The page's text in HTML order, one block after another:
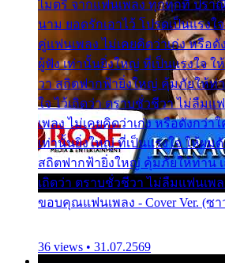
ไมตรี จากแฟนเพลง ทุกทุกที่ ปรา
นาม ยอดรักเอาไว้ โปรดเป็นแรงใ
คู่แฟนเพลง ไม่เคยคิดว่าเก่ง หรือ
ผู้ฟัง เท่านั้นยิ่งใหญ่ ที่เป็นแรงใจ ใ
วา สถิตฟากฟ้ายิ่งใหญ่ คุ้มภัยให้ท่
ใจ ไว้เถิดว่า ตราบชั่วชีวา ไม่ลืม
เพลง ไม่เคยคิดว่าเก่ง หรือดังกว่
เท่านั้นยิ่งใหญ่ ที่เป็นแรงใจ ให้ผม
สถิตฟากฟ้ายิ่งใหญ่ คุ้มภัยให้ท่าน เ
เถิดว่า ตราบชั่วชีวา ไม่ลืมแฟนเพล
ขอบคุณแฟนเพลง - Cover Ver. (ซ
36 views • 31.07.2569